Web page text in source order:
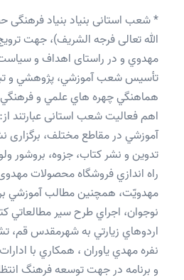
* شعب استانی بنياد بنياد
الله تعالی فرجه الشریف)، جهت
مهدوي و در راستای اهداف و
تأسيس شعب آموزشي، پژوهشي و
هماهنگي چهره هاي علمي و
اهم فعاليت شعب استانی عبارتند
آموزشي در مقاطع مختلف،
تدوين و نشر کتاب، جزوه، بروشور
راه اندازي فروشگاه محصولات
مهدويّت، همچنین مطالب آموزشي
نوجوان، اجراي طرح سير مطالعاتي
نفره مهدي یاوران ، همكاري با
و برنامه در جهت توسعه فرهنگ